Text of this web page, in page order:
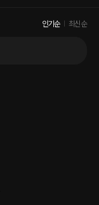
인기순 최신순